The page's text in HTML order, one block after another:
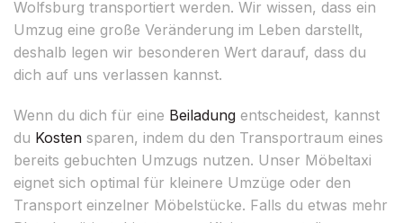
Wolfsburg transportiert werden. Wir wissen, dass ein
Umzug eine große Veränderung im Leben darstellt,
deshalb legen wir besonderen Wert darauf, dass du
dich auf uns verlassen kannst.
Wenn du dich für eine Beiladung entscheidest, kannst
du Kosten sparen, indem du den Transportraum eines
bereits gebuchten Umzugs nutzen. Unser Möbeltaxi
eignet sich optimal für kleinere Umzüge oder den
Transport einzelner Möbelstücke. Falls du etwas mehr